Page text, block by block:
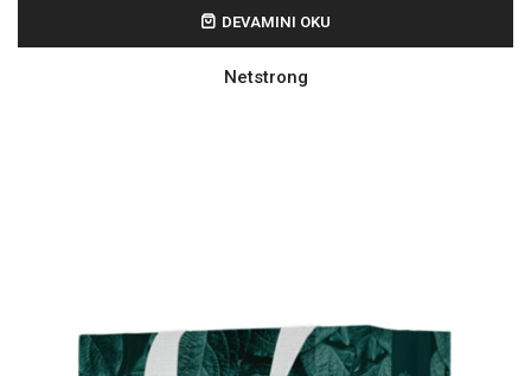
DEVAMINI OKU
Netstrong